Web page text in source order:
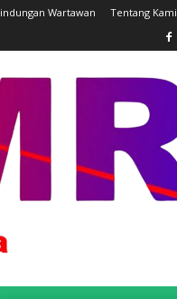
Wartawan Tentang Kami